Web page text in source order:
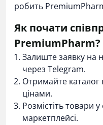
робить
Як почати
PremiumPharm?
Залиште заявку на
через Telegram.
Отримайте каталог
цінами.
Розмістіть товари
маркетплейсі.